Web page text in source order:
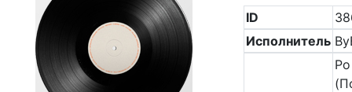
ID
Исполнитель